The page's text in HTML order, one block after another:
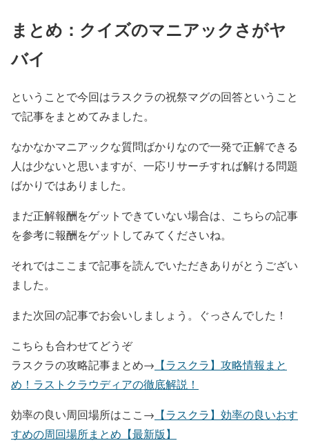
まとめ：クイズのマニアックさがヤ
バイ
ということで今回はラスクラの祝祭マグの回答ということ
で記事をまとめてみました。
なかなかマニアックな質問ばかりなので一発で正解できる
人は少ないと思いますが、一応リサーチすれば解ける問題
ばかりではありました。
まだ正解報酬をゲットできていない場合は、こちらの記事
を参考に報酬をゲットしてみてくださいね。
それではここまで記事を読んでいただきありがとうござい
ました。
また次回の記事でお会いしましょう。ぐっさんでした！
こちらも合わせてどうぞ
ラスクラの攻略記事まとめ→ 【ラスクラ】攻略情報まと
め！ラストクラウディアの徹底解説！
効率の良い周回場所はここ→ 【ラスクラ】効率の良いおす
すめの周回場所まとめ【最新版】